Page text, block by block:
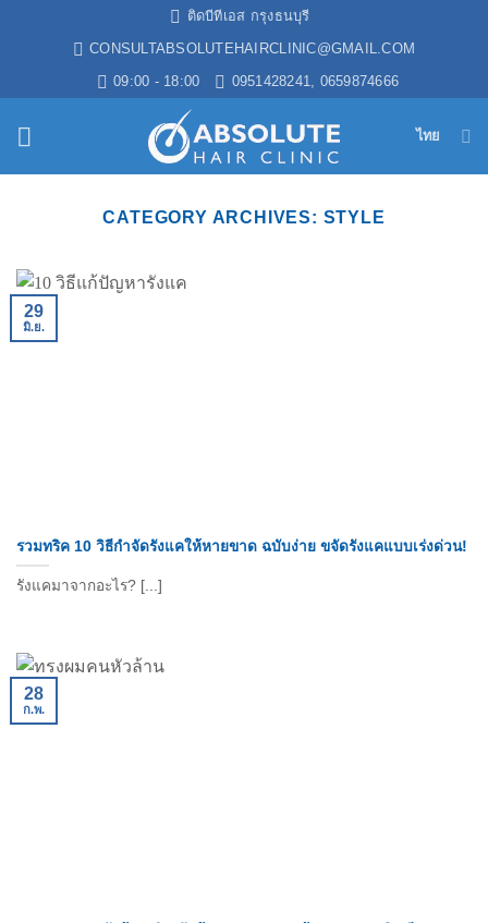
เนื้อหา
ติดบีทีเอส กรุงธนบุรี
CONSULTABSOLUTEHAIRCLINIC@GMAIL.COM
09:00 - 18:00
0951428241, 0659874666
ไทย
CATEGORY ARCHIVES: STYLE
รวมทริค 10 วิธีกําจัดรังแคให้หายขาด ฉบับง่าย ขจัดรังแคแบบเร่งด่วน!
รังแคมาจากอะไร? [...]
29
มิ.ย.
28
ก.พ.